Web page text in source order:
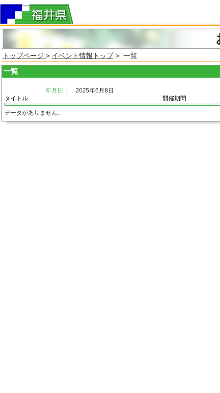
トップページ > イベント情報トップ> 一覧
一覧
年月日：
2025年6月8日
タイトル
開催期間
データがありません。